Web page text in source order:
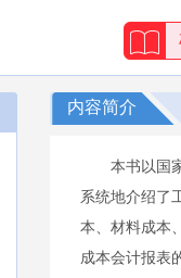
内容简介
本书以国
系统地介绍了
本、材料成本
成本会计报表